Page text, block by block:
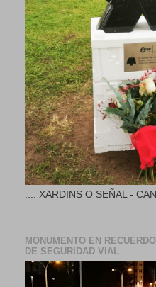
.... XARDINS O SEÑAL -
MONUMENTO EN
DE SEGURIDAD VIAL